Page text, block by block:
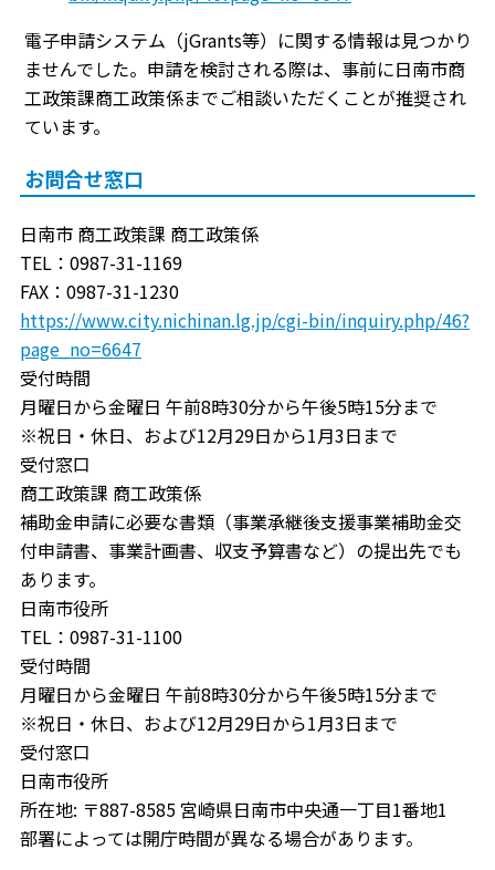
電子申請システム（jGrants等）に関する情報は見つかり
ませんでした。申請を検討される際は、事前に日南市商
工政策課商工政策係までご相談いただくことが推奨され
ています。
お問合せ窓口
日南市 商工政策課 商工政策係
TEL：0987-31-1169
FAX：0987-31-1230
https://www.city.nichinan.lg.jp/cgi-bin/inquiry.php/46?
page_no=6647
受付時間
月曜日から金曜日 午前8時30分から午後5時15分まで
※祝日・休日、および12月29日から1月3日まで
受付窓口
商工政策課 商工政策係
補助金申請に必要な書類（事業承継後支援事業補助金交
付申請書、事業計画書、収支予算書など）の提出先でも
あります。
日南市役所
TEL：0987-31-1100
受付時間
月曜日から金曜日 午前8時30分から午後5時15分まで
※祝日・休日、および12月29日から1月3日まで
受付窓口
日南市役所
所在地: 〒887-8585 宮崎県日南市中央通一丁目1番地1
部署によっては開庁時間が異なる場合があります。